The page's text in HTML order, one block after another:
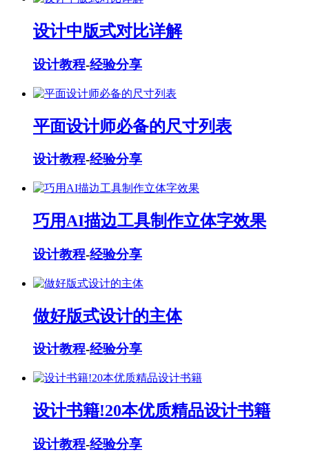
设计中版式对比详解
设计教程-经验分享
平面设计师必备的尺寸列表
设计教程-经验分享
巧用AI描边工具制作立体字效果
设计教程-经验分享
做好版式设计的主体
设计教程-经验分享
设计书籍!20本优质精品设计书籍
设计教程-经验分享